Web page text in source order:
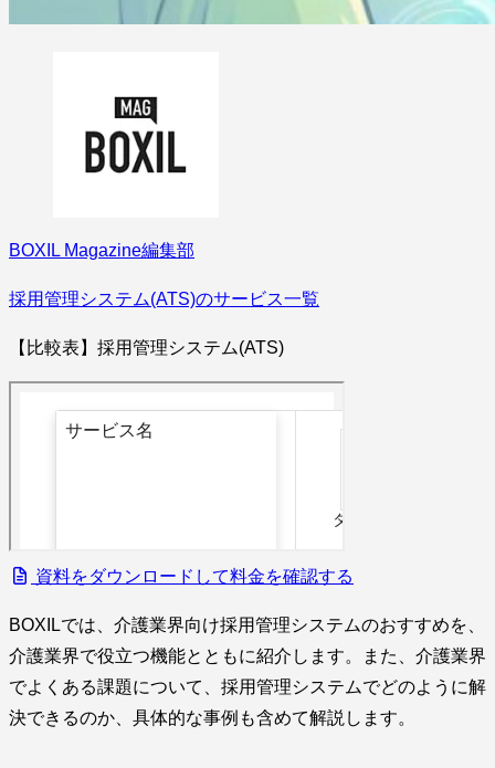
BOXIL Magazine編集部
採用管理システム(ATS)のサービス一覧
【比較表】採用管理システム(ATS)
資料をダウンロードして料金を確認する
BOXILでは、介護業界向け採用管理システムのおすすめを、
介護業界で役立つ機能とともに紹介します。また、介護業界
でよくある課題について、採用管理システムでどのように解
決できるのか、具体的な事例も含めて解説します。